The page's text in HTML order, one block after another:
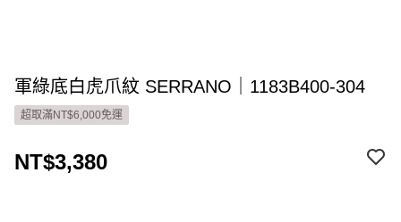
軍綠底白虎爪紋 SERRANO｜1183B400-304
超取滿NT$6,000免運
NT$3,380